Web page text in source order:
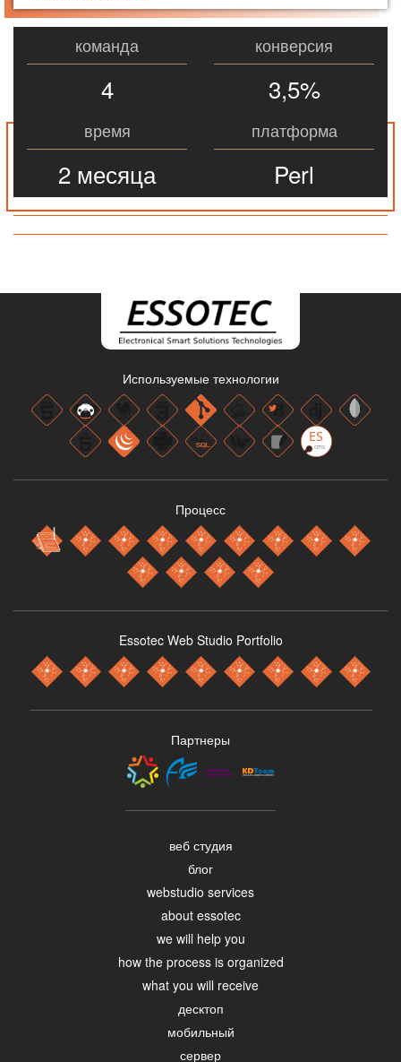
команда
4
конверсия
3,5%
время
2 месяца
платформа
Perl
Используемые технологии
Процесс
Essotec Web Studio Portfolio
Партнеры
веб студия
блог
webstudio services
about essotec
we will help you
how the process is organized
what you will receive
десктоп
мобильный
сервер